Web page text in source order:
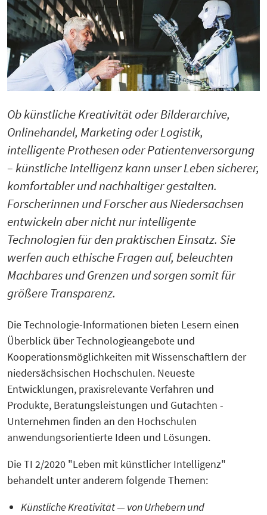
Ob künstliche Kreativität oder Bilderarchive,
Onlinehandel, Marketing oder Logistik,
intelligente Prothesen oder Patientenversorgung
– künstliche Intelligenz kann unser Leben sicherer,
komfortabler und nachhaltiger gestalten.
Forscherinnen und Forscher aus Niedersachsen
entwickeln aber nicht nur intelligente
Technologien für den praktischen Einsatz. Sie
werfen auch ethische Fragen auf, beleuchten
Machbares und Grenzen und sorgen somit für
größere Transparenz.
Die Technologie-Informationen bieten Lesern einen
Überblick über Technologieangebote und
Kooperationsmöglichkeiten mit Wissenschaftlern der
niedersächsischen Hochschulen. Neueste
Entwicklungen, praxisrelevante Verfahren und
Produkte, Beratungsleistungen und Gutachten -
Unternehmen finden an den Hochschulen
anwendungsorientierte Ideen und Lösungen.
Die TI 2/2020 "Leben mit künstlicher Intelligenz"
behandelt unter anderem folgende Themen:
Künstliche Kreativität — von Urhebern und